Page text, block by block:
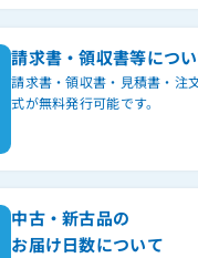
請求書・領収書等につ
請求書・領収書・見積書・注
式が無料発行可能です。
中古・新古品の
お届け日数について